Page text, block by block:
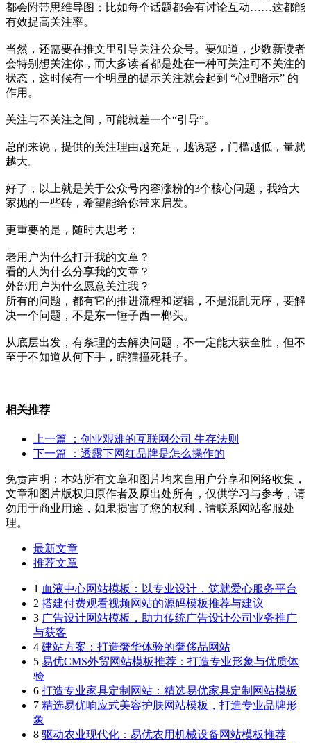
都会附带思维导图；比如每个话题都会有讨论互动……这都能
有效提高关注率。
当然，还需要在推文里引导关注公众号。要知道，少数新读者
会特别想关注你，而大多读者都是处在一种可关注可不关注的
状态，这时候有一个明显的提示关注就会起到 “心理暗示” 的
作用。
关注与不关注之间，可能就差一个“引导”。
总的来说，提供的关注理由越充足，越诱惑，门槛越低，量就
越大。
好了，以上就是关于公众号内容涨粉的3个核心问题，我给大
家抛的一些砖，希望能给你带来启发。
更重要的是，随时去思考：
老用户为什么打开我的文章？
看的人为什么分享我的文章？
外部用户为什么愿意关注我？
所有的问题，都有它的推进流程和逻辑，不是混乱无序，要解
决一个问题，不是东一锤子西一榔头。
从底层出发，有条理的去解决问题，不一定能大获全胜，但不
至于不知道从何下手，瞎猫撞死耗子。
相关推荐
上一篇
：创业艰难的互联网公司 生存法则
下一篇
：透露下网红品牌是怎么操作的
免责声明：本站所有文章和图片均来自用户分享和网络收集，
文章和图片版权归原作者及原出处所有，仅供学习与参考，请
勿用于商业用途，如果损害了您的权利，请联系网站客服处
理。
最新文章
推荐文章
1 血液中心网站模板：以专业设计，筑就爱心服务平台
2 搭建付费观看视频网站的源码模板推荐与建议
3 广告设计网站模板，助力传统广告设计公司业务推广
与获客
4 建站方案：打造奢华体验的奢侈品网站
5 易优CMS外贸网站模板推荐：打造专业形象与优质体
验
6 打造专业家具定制网站：精选易优家具定制网站模板
7 精选易优响应式美容护肤网站模板，打造专业品牌形
象
8 驱动农业现代化：易优农用机械设备网站模板推荐